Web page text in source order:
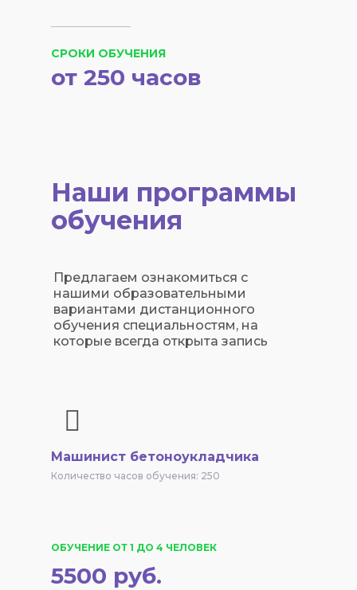
СРОКИ ОБУЧЕНИЯ
от 250 часов
Наши программы
обучения
Предлагаем ознакомиться с
нашими образовательными
вариантами дистанционного
обучения специальностям, на
которые всегда открыта запись
Машинист бетоноукладчика
Количество часов обучения: 250
ОБУЧЕНИЕ ОТ 1 ДО 4 ЧЕЛОВЕК
5500 руб.